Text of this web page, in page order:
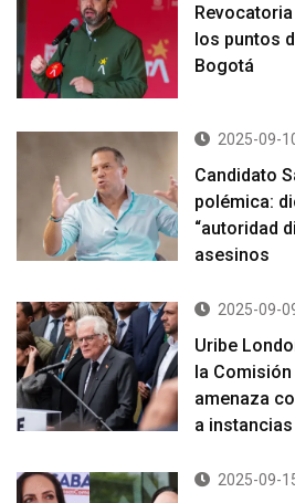
los puntos
Bogotá
2025-09-
Candidato
polémica:
“autoridad
asesinos
2025-09-
Uribe
la
amenaza
a
2025-09-